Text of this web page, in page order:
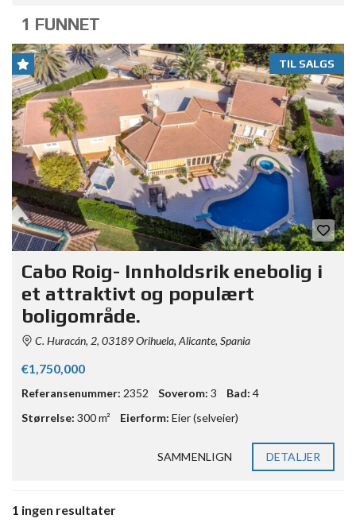
1 FUNNET
TIL SALGS
Cabo Roig- Innholdsrik enebolig i
et attraktivt og populært
boligområde.
C. Huracán, 2, 03189 Orihuela, Alicante, Spania
€1,750,000
Referansenummer: 2352 Soverom: 3 Bad: 4
Størrelse: 300 m² Eierform: Eier (selveier)
SAMMENLIGN DETALJER
1 ingen resultater